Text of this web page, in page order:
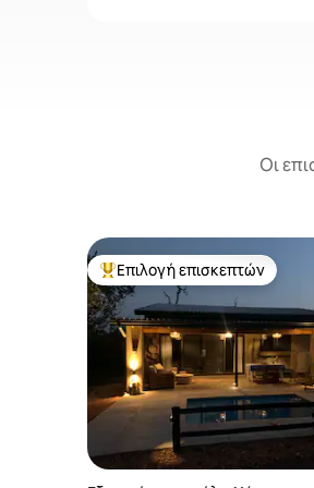
Οι
Κορυφαία επιλογή επισκεπτών
Επιλογή επισκεπτών